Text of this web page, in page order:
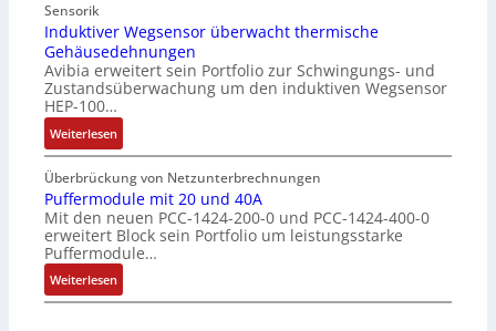
t
z
l
a
k
b
e
s
c
h
i
c
h
h
a
l
t
u
n
g
n
f
a
c
h
e
E
i
n
s
t
i
e
g
t
z
u
n
s
ü
b
e
r
w
a
c
h
Sensorik
Induktiver Wegsensor überwacht thermische
Gehäusedehnungen
Avibia erweitert sein Portfolio zur Schwingungs- und
Zustandsüberwachung um den induktiven Wegsensor
HEP-100…
Weiterlesen:
I
n
d
u
k
t
i
v
Überbrückung von Netzunterbrechnungen
Puffermodule mit 20 und 40A
Mit den neuen PCC-1424-200-0 und PCC-1424-400-0
erweitert Block sein Portfolio um leistungsstarke
Puffermodule…
Weiterlesen:
P